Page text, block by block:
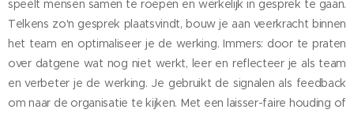
speelt mensen samen te roepen en werkelijk in gesprek te gaan.
Telkens zo'n gesprek plaatsvindt, bouw je aan veerkracht binnen
het team en optimaliseer je de werking. Immers: door te praten
over datgene wat nog niet werkt, leer en reflecteer je als team
en verbeter je de werking. Je gebruikt de signalen als feedback
om naar de organisatie te kijken. Met een laisser-faire houding of